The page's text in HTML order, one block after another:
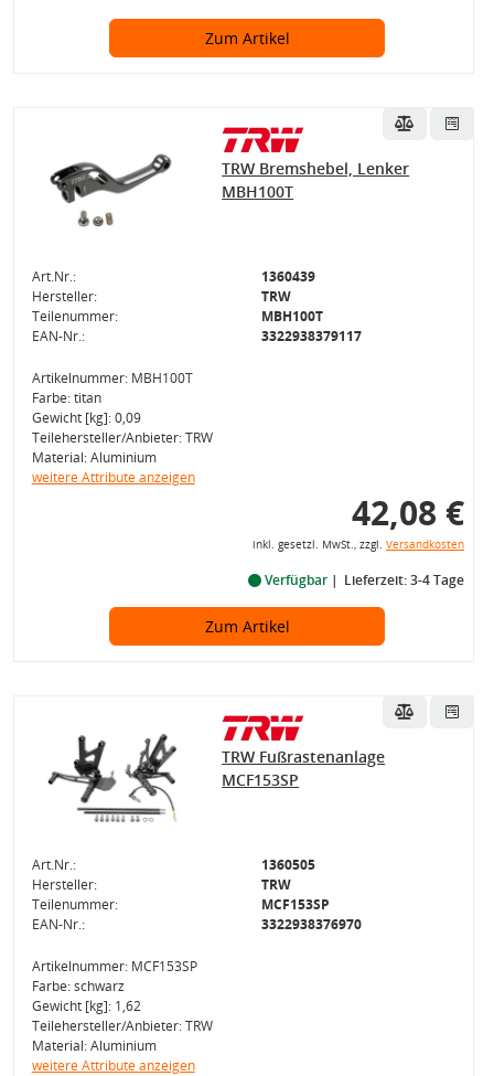
Zum Artikel
TRW Bremshebel, Lenker
MBH100T
Art.Nr.:
1360439
Hersteller:
TRW
Teilenummer:
MBH100T
EAN-Nr.:
3322938379117
Artikelnummer: MBH100T
Farbe: titan
Gewicht [kg]: 0,09
Teilehersteller/Anbieter: TRW
Material: Aluminium
weitere Attribute anzeigen
42,08 €
inkl. gesetzl. MwSt., zzgl. Versandkosten
Verfügbar Lieferzeit: 3-4 Tage
Zum Artikel
TRW Fußrastenanlage
MCF153SP
Art.Nr.:
1360505
Hersteller:
TRW
Teilenummer:
MCF153SP
EAN-Nr.:
3322938376970
Artikelnummer: MCF153SP
Farbe: schwarz
Gewicht [kg]: 1,62
Teilehersteller/Anbieter: TRW
Material: Aluminium
weitere Attribute anzeigen